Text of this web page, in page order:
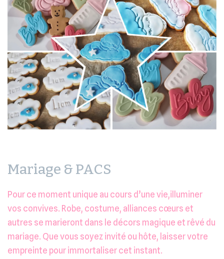
Mariage & PACS
Pour ce moment unique au cours d’une vie,illuminer
vos convives. Robe, costume, alliances cœurs et
autres se marieront dans le décors magique et rêvé du
mariage. Que vous soyez invité ou hôte, laisser votre
empreinte pour immortaliser cet instant.